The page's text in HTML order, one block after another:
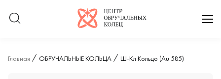
Логотип компании
Главная ОБРУЧАЛЬНЫЕ КОЛЬЦА Ш-Кл Кольцо (Au 585)